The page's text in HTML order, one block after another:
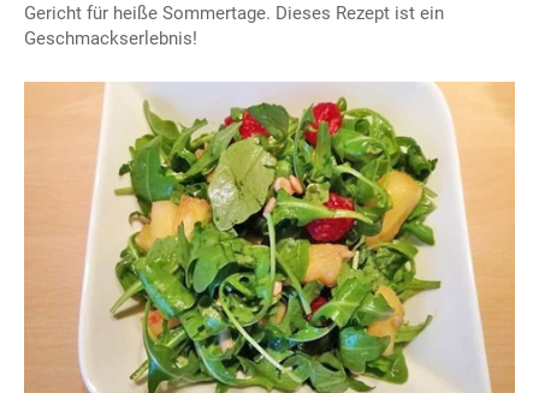
Gericht für heiße Sommertage. Dieses Rezept ist ein
Geschmackserlebnis!